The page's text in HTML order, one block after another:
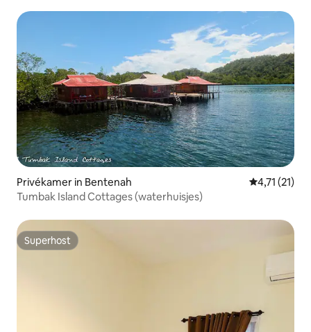
Privékamer in Bentenah Gemiddelde
4,71 (21)
Tumbak Island Cottages (waterhuisjes)
Superhost
Superhost